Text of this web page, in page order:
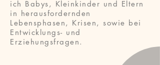
ich Babys, Kleinkinder und Eltern
in herausfordernden
Lebensphasen, Krisen, sowie bei
Entwicklungs- und
Erziehungsfragen.